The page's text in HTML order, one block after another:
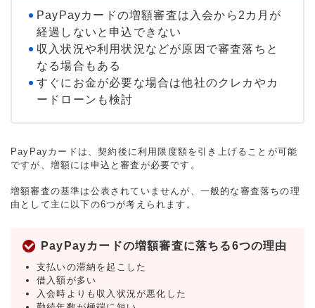
PayPayカードの増額審査は入会から2カ月が
経過しないと申込できない
収入状況や利用状況などが原因で審査落ちと
なる場合もある
すぐにお金が必要な場合は他社のクレカやカ
ードローンも検討
PayPayカードは、契約後に利用限度額を引き上げることが可能
ですが、増額には申込と審査が必要です。
増額審査の基準は公表されていませんが、一般的な審査落ちの理
由として主に以下の6つが考えられます。
PayPayカードの増額審査に落ちる6つの理由
支払いの滞納を起こした
借入額が多い
入会時よりも収入状況が悪化した